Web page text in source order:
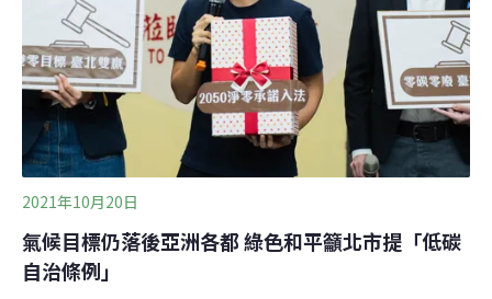
然成為最熱門、也最能吸引群眾注意力的環保話題之一，
各級政府與主管機關紛紛施展管制作為，並投入大批資
源，如更新監測設備、汰換老舊車輛及工業鍋爐、甚至要
求電廠機組降載、還定期公布空品狀況及警示資訊，希望
能夠化解民怨。然而，空污的來源及成分相當複雜，無法
靠單一作法立竿見影，必須從工業、交通、餐飲、營
2021年10月20日
氣候目標仍落後亞洲各都 綠色和平籲北市提「低碳
自治條例」